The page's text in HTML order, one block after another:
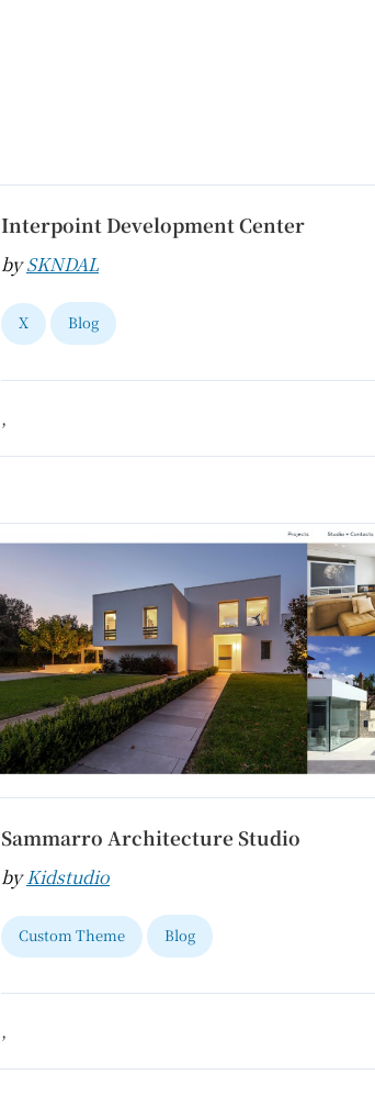
Interpoint Development Center
bySKNDAL
X Blog
,
Sammarro Architecture Studio
byKidstudio
Custom Theme Blog
,